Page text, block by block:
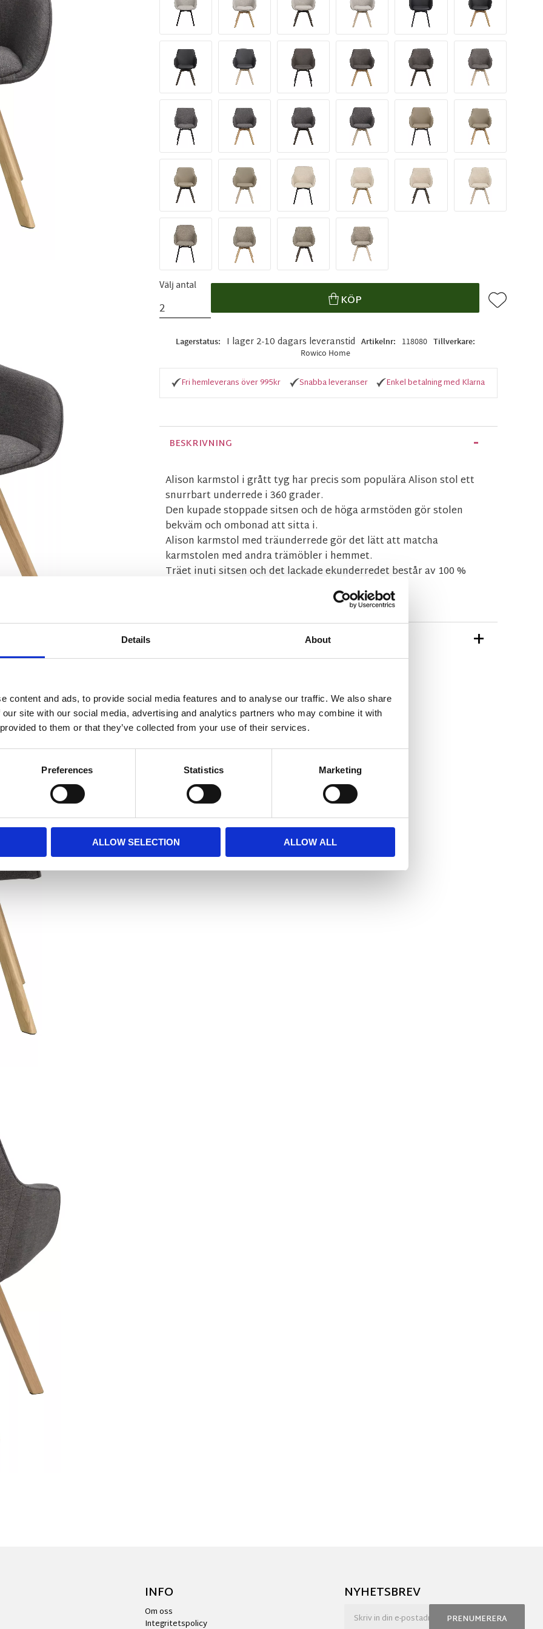
Details About
content and ads, to provide social media features and to analyse our traffic. We also share
site with our social media, advertising and analytics partners who may combine it with
to them or that they’ve collected from your use of their services.
Preferences Statistics Marketing
ALLOW SELECTION ALLOW ALL
Välj antal
KÖP Lägg till i
Lagerstatus I lager 2-10 dagars leveranstid Artikelnr 118080 Tillverkare
Rowico Home
Fri hemleverans över 995kr Snabba leveranser Enkel betalning med Klarna
BESKRIVNING
Alison karmstol i grått tyg har precis som populära Alison stol ett
snurrbart underrede i 360 grader.
Den kupade stoppade sitsen och de höga armstöden gör stolen
bekväm och ombonad att sitta i.
Alison karmstol med träunderrede gör det lätt att matcha
karmstolen med andra trämöbler i hemmet.
Träet inuti sitsen och det lackade ekunderredet består av 100 %
skotselrad-mobler-med-textil.pdf
Visa alla produkter från Rowico Home
INFO
Om oss
Integritetspolicy
NYHETSBREV
PRENUMERERA